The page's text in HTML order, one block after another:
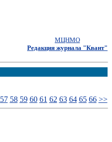
МЦНМО
Редакция журнала "Квант"
57 58 59 60 61 62 63 64 65 66 >>